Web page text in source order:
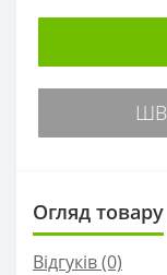
Огляд товару
Відгуків (0)